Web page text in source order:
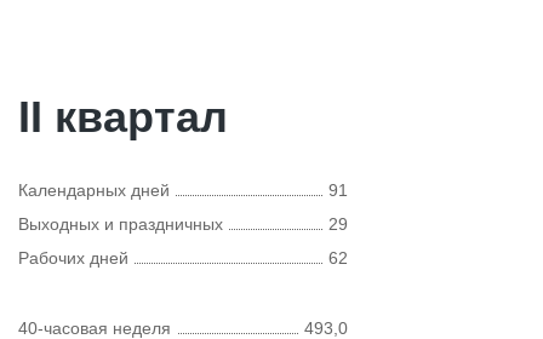
II квартал
Календарных дней
91
Выходных и праздничных
29
Рабочих дней
62
40-часовая неделя
493,0